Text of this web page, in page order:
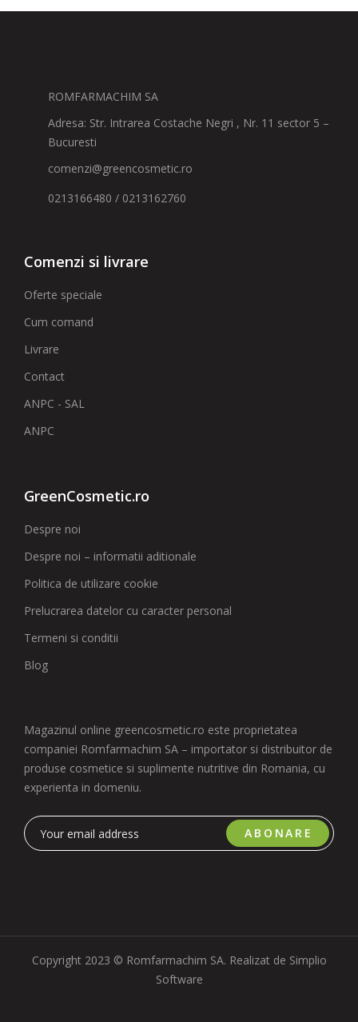
ROMFARMACHIM SA
Adresa: Str. Intrarea Costache Negri , Nr. 11 sector 5 –
Bucuresti
comenzi@greencosmetic.ro
0213166480 / 0213162760
Comenzi si livrare
Oferte speciale
Cum comand
Livrare
Contact
ANPC - SAL
ANPC
GreenCosmetic.ro
Despre noi
Despre noi – informatii aditionale
Politica de utilizare cookie
Prelucrarea datelor cu caracter personal
Termeni si conditii
Blog
Magazinul online greencosmetic.ro este proprietatea
companiei Romfarmachim SA – importator si distribuitor de
produse cosmetice si suplimente nutritive din Romania, cu
experienta in domeniu.
ABONARE
Copyright 2023 © Romfarmachim SA. Realizat de Simplio
Software